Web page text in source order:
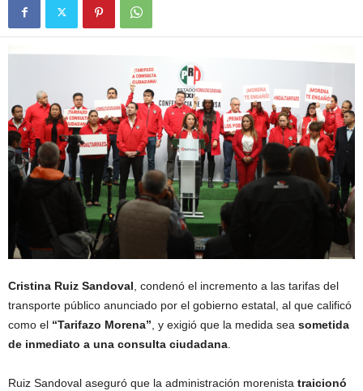
Cristina Ruiz Sandoval , condenó el incremento a las tarifas del
transporte público anunciado por el gobierno estatal, al que calificó
como el “Tarifazo Morena” , y exigió que la medida sea sometida
de inmediato a una consulta ciudadana
Ruiz Sandoval aseguró que la administración morenista traicionó